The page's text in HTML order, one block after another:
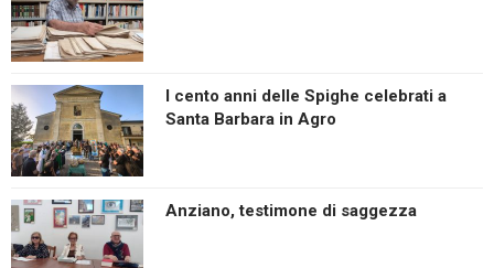
I cento anni delle Spighe celebrati a
Santa Barbara in Agro
Anziano, testimone di saggezza